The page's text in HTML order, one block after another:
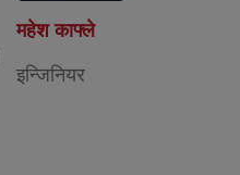
महेश काफ्ले
इन्जिनियर